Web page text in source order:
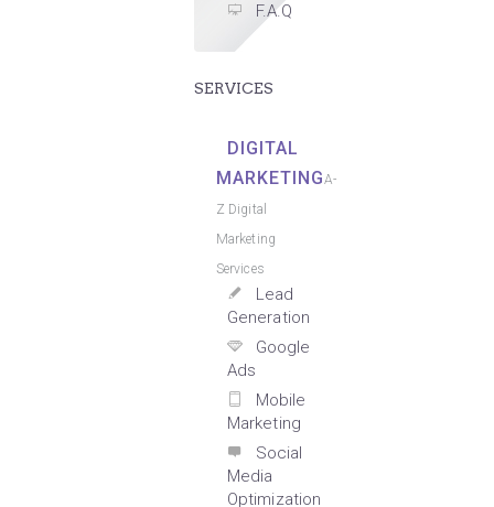
F.A.Q
SERVICES
DIGITAL
MARKETINGA-
Z Digital
Marketing
Services
Lead
Generation
Google
Ads
Mobile
Marketing
Social
Media
Optimization